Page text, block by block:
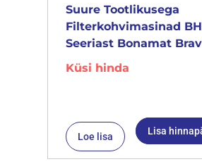
Suure Tootlikusega
Filterkohvimasinad
Seeriast Bonamat
Küsi hinda
Loe lisa Lisa